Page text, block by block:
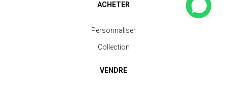
ACHETER
Personnaliser
Collection
VENDRE